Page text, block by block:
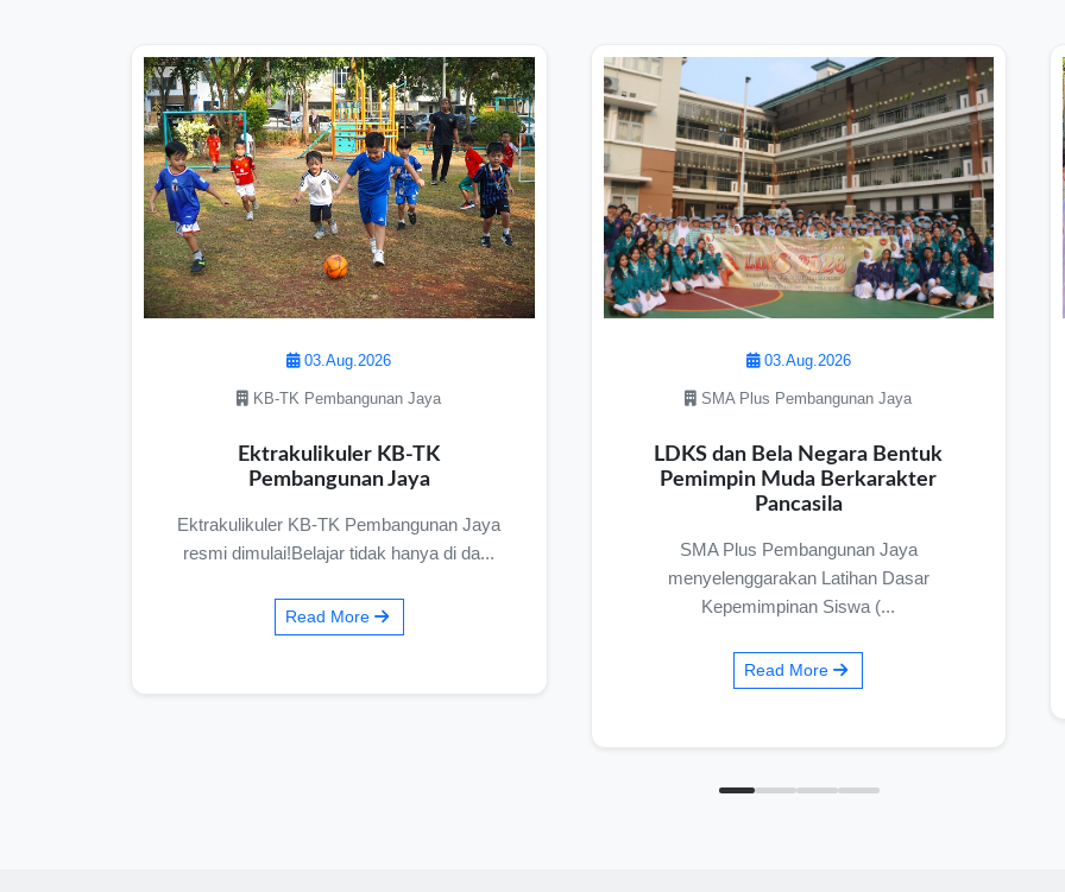
03.Aug.2026
SMA Plus Pembangunan Jaya
LDKS dan Bela Negara Bentuk
Pemimpin Muda Berkarakter
SMA Plus Pembangunan Jaya
Kepemimpinan Siswa (...
03.Aug.2026
SMP Pembangunan Jaya
Eco Enzyme Bersama Dinas
Lingkungkan Hidup (DLH) Kota
Tangerang Selatan
Langkah nyata untuk melestarikan
lingkungan dimulai dari hal kecil di sekitar...